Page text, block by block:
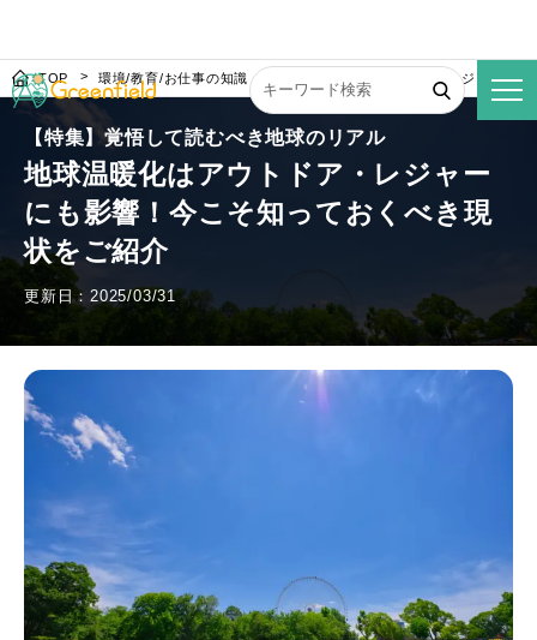
TOP 環境/教育/お仕事の知識 地球温暖化はアウトドア・レジャーに
【特集】覚悟して読むべき地球のリアル
地球温暖化はアウトドア・レジャー
にも影響！今こそ知っておくべき現
状をご紹介
更新日：2025/03/31